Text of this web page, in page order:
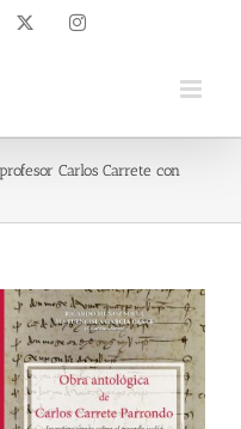
Instagram
Carlos Carrete con